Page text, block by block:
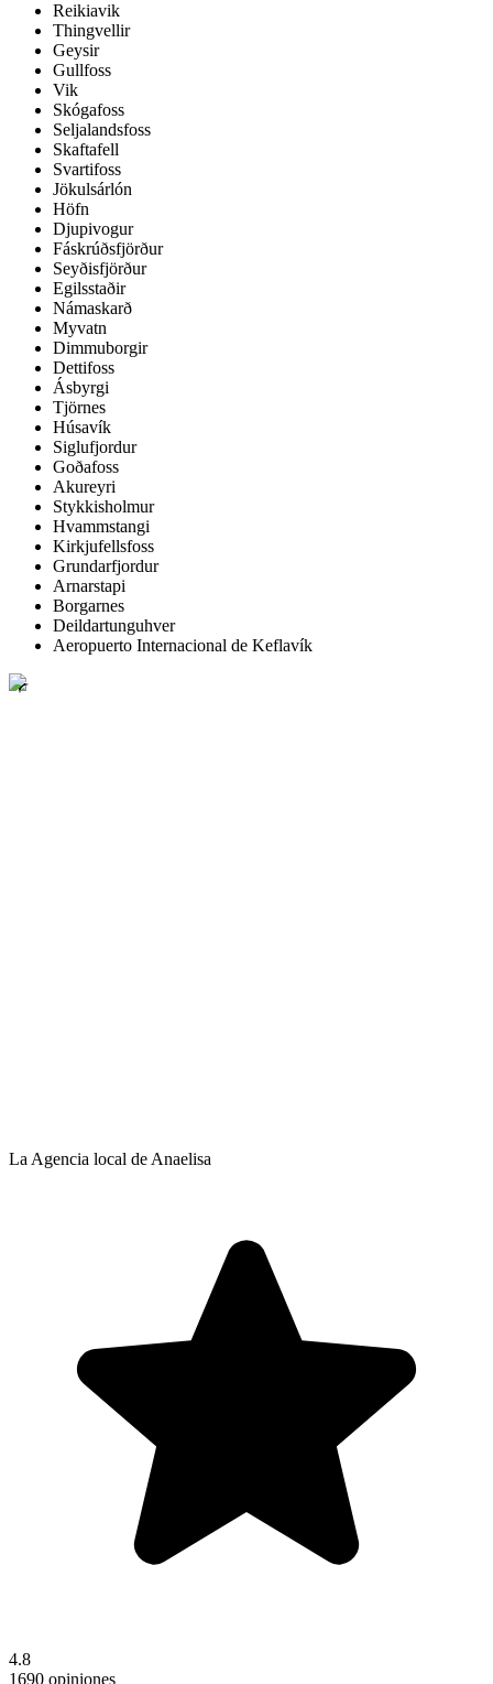
Reikiavik
Thingvellir
Geysir
Gullfoss
Vik
Skógafoss
Seljalandsfoss
Skaftafell
Svartifoss
Jökulsárlón
Höfn
Djupivogur
Fáskrúðsfjörður
Seyðisfjörður
Egilsstaðir
Námaskarð
Myvatn
Dimmuborgir
Dettifoss
Ásbyrgi
Tjörnes
Húsavík
Siglufjordur
Goðafoss
Akureyri
Stykkisholmur
Hvammstangi
Kirkjufellsfoss
Grundarfjordur
Arnarstapi
Borgarnes
Deildartunguhver
Aeropuerto Internacional de Keflavík
La Agencia local de Anaelisa
4.8
1690 opiniones